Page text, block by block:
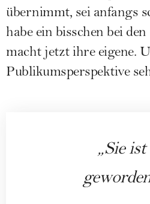
übernimmt, sei anfangs
habe ein bisschen bei
macht jetzt ihre eigene.
Publikumsperspektive
Sie